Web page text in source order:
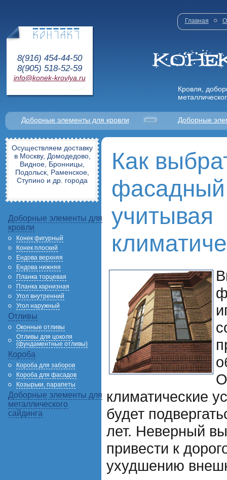
8(916) 454-44-50
8(905) 518-52-59
info@konek-krovlya.ru
Главная О
Кровля,
Доборные элементы для кровли Доборные
Осуществляем доставку
в Москву, Домодедово,
Видное, Бронницы,
Подольск, Раменское,
Ступино и др. города
Доборные элементы для
кровли
Конек фигурный
Конек плоский
Ендова верхняя
Ендова нижняя
Планка торцевая
Планка карнизная
Угол внутренний
Угол наружный
Отливы
Оконные отливы
Отливы для цоколя
(фундаментные отливы)
Короба
Короба для заборов
Короба для фасадов
Козырьки, парапеты
Доборные элементы для
металлического
сайдинга
Как
учитывая
климатические
будет
лет. Неверный
привести к
ухудшению